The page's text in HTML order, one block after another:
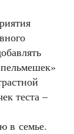
теста –
в семье.